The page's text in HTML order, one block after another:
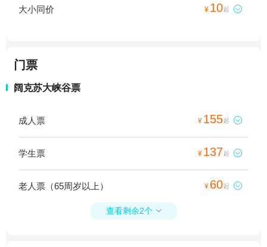
大小同价 ¥ 10起 
门票
阔克苏大峡谷票
成人票 ¥ 155起 
学生票 ¥ 137起 
老人票（65周岁以上） ¥ 60起 
查看剩余2个 